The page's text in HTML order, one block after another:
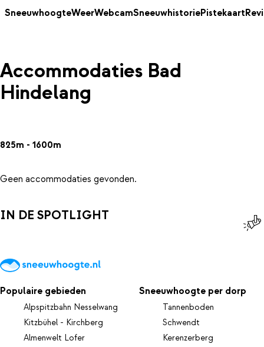
SneeuwhoogteWeerWebcamSneeuwhistoriePistekaart
Accommodaties Bad
Hindelang
825m - 1600m
Geen accommodaties gevonden.
IN DE SPOTLIGHT
Populaire gebieden
Alpspitzbahn Nesselwang
Kitzbühel - Kirchberg
Almenwelt Lofer
Sneeuwhoogte per dorp
Tannenboden
Schwendt
Kerenzerberg